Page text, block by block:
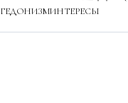
ГЕДОНИЗМИНТЕРЕСЫ